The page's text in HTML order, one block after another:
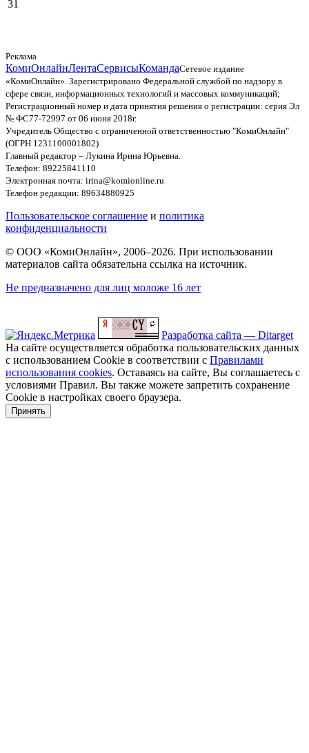
31
Реклама
КомиОнлайнЛентаСервисыКомандаСетевое издание
«КомиОнлайн». Зарегистрировано Федеральной службой по надзору в
сфере связи, информационных технологий и массовых коммуникаций;
Регистрационный номер и дата принятия решения о регистрации: серия Эл
№ ФС77-72997 от 06 июня 2018г.
Учредитель Общество с ограниченной ответственностью "КомиОнлайн"
(ОГРН 1231100001802)
Главный редактор – Лукина Ирина Юрьевна.
Телефон: 89225841110
Электронная почта: irina@komionline.ru
Телефон редакции: 89634880925
Пользовательское соглашение и политика
конфиденциальности
© ООО «КомиОнлайн», 2006–2026. При использовании
материалов сайта обязательна ссылка на источник.
Не предназначено для лиц моложе 16 лет
Разработка сайта — Ditarget
На сайте осуществляется обработка пользовательских данных
с использованием Cookie в соответствии с Правилами
использования cookies. Оставаясь на сайте, Вы соглашаетесь с
условиями Правил. Вы также можете запретить сохранение
Cookie в настройках своего браузера.
Принять